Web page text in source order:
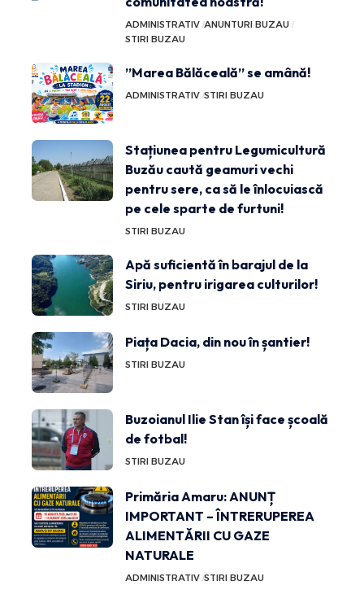
ADMINISTRATIV ANUNTURI BUZAU
STIRI BUZAU
”Marea Bălăceală” se amână!
ADMINISTRATIV STIRI BUZAU
Stațiunea pentru Legumicultură
Buzău caută geamuri vechi
pentru sere, ca să le înlocuiască
pe cele sparte de furtuni!
STIRI BUZAU
Apă suficientă în barajul de la
Siriu, pentru irigarea culturilor!
STIRI BUZAU
Piața Dacia, din nou în șantier!
STIRI BUZAU
Buzoianul Ilie Stan își face școală
de fotbal!
STIRI BUZAU
Primăria Amaru: ANUNȚ
IMPORTANT – ÎNTRERUPEREA
ALIMENTĂRII CU GAZE
NATURALE
ADMINISTRATIV STIRI BUZAU